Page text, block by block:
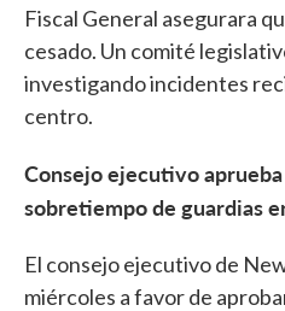
Fiscal General asegurara
cesado. Un comité
investigando incidentes
centro.
Consejo ejecutivo
sobretiempo de guardias
El consejo ejecutivo de
miércoles a favor de